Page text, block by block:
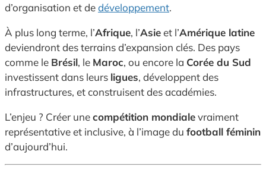
d’organisation et dedéveloppement.
À plus long terme, l’Afrique, l’Asieet l’Amérique latine
deviendront des terrains d’expansion clés. Des pays
comme le Brésil, le Maroc, ou encore la Corée du Sud
investissent dans leurs ligues, développent des
infrastructures, et construisent des académies.
L’enjeu ? Créer unecompétition mondialevraiment
représentative et inclusive, à l’image du football féminin
d’aujourd’hui.